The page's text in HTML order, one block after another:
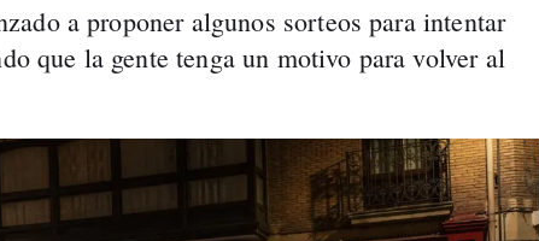
a proponer algunos sorteos para intentar
que la gente tenga un motivo para volver al